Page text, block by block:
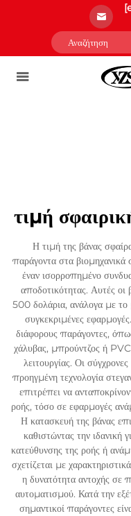
τιμή
Η τιμή της βάνας
παράγοντα στα
έναν ισορροπημένο
αποδοτικότητας. Αυτές
500 δολάρια, ανάλογα με το
συγκεκριμένες
διάφορους παράγοντες,
χάλυβας, μπρούντζος ή
λειτουργίας. Οι
προηγμένη τεχνολογία
επιτρέπει να
ροής, τόσο σε εφαρμογές
Η κατασκευή της βάνας
καθιστώντας την ιδανική
κατεύθυνσης της ροής ή
σχετίζεται με
η δυνατότητα αντοχής σε
αυτοματισμού. Κατά την
σημαντικοί παράγοντες